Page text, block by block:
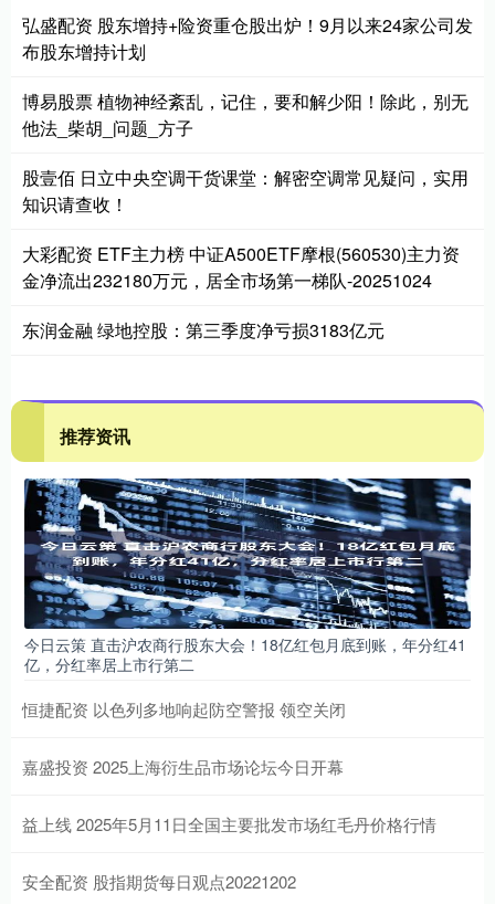
弘盛配资 股东增持+险资重仓股出炉！9月以来24家公司发
布股东增持计划
博易股票 植物神经紊乱，记住，要和解少阳！除此，别无
他法_柴胡_问题_方子
股壹佰 日立中央空调干货课堂：解密空调常见疑问，实用
知识请查收！
大彩配资 ETF主力榜 中证A500ETF摩根(560530)主力资
金净流出232180万元，居全市场第一梯队-20251024
东润金融 绿地控股：第三季度净亏损3183亿元
推荐资讯
今日云策 直击沪农商行股东大会！18亿红包月底到账，年分红41
亿，分红率居上市行第二
恒捷配资 以色列多地响起防空警报 领空关闭
嘉盛投资 2025上海衍生品市场论坛今日开幕
益上线 2025年5月11日全国主要批发市场红毛丹价格行情
安全配资 股指期货每日观点20221202